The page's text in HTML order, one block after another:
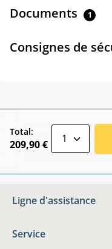
Documents 1
Consignes de
Total:
209,90 €
Ligne d'assistance
Service